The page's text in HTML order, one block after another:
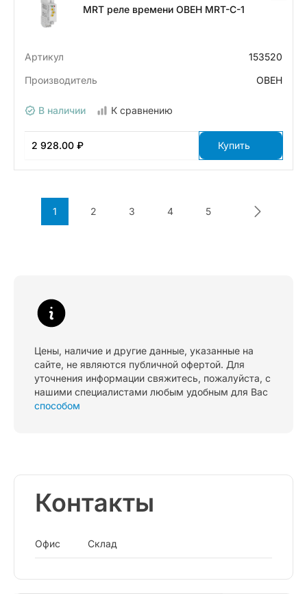
MRT реле времени ОВЕН MRT-C-1
Артикул
153520
Производитель
ОВЕН
В наличии К сравнению
2 928.00 ₽ Купить
1 2 3 4 5
Цены, наличие и другие данные, указанные на
сайте, не являются публичной офертой. Для
уточнения информации свяжитесь, пожалуйста, с
нашими специалистами любым удобным для Вас
способом
Контакты
Офис Склад